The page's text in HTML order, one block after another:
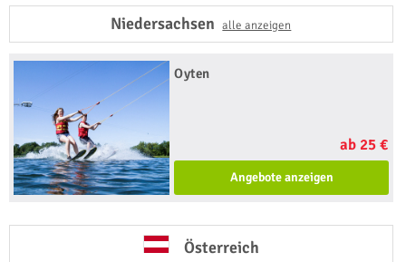
Niedersachsenalle anzeigen
Oyten
ab 25 €
Angebote anzeigen
Österreich